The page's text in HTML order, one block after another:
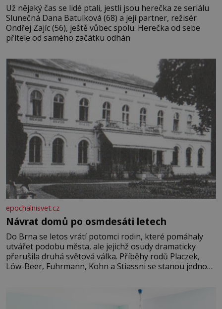
Už nějaký čas se lidé ptali, jestli jsou herečka ze seriálu
Slunečná Dana Batulková (68) a její partner, režisér
Ondřej Zajíc (56), ještě vůbec spolu. Herečka od sebe
přítele od samého začátku odhán
epochalnisvet.cz
Návrat domů po osmdesáti letech
Do Brna se letos vrátí potomci rodin, které pomáhaly
utvářet podobu města, ale jejichž osudy dramaticky
přerušila druhá světová válka. Příběhy rodů Placzek,
Löw-Beer, Fuhrmann, Kohn a Stiassni se stanou jednou
jednoduché. Místa, která si člověk pamatuje z rodinných